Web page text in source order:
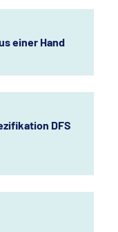
einer Hand
DFS